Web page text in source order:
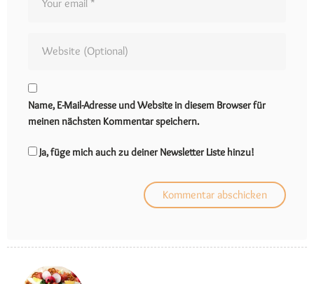
Name, E-Mail-Adresse und Website in diesem Browser für
meinen nächsten Kommentar speichern.
Ja, füge mich auch zu deiner Newsletter Liste hinzu!